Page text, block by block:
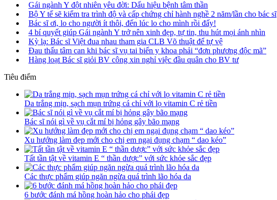
Gái ngành Y đột nhiên yêu đời: Dấu hiệu bệnh tâm thần
Bộ Y tế sẽ kiểm tra trình độ và cấp chứng chỉ hành nghề 2 năm/lần cho bác sĩ
Bác sĩ ơi, lo cho người ít thôi, đến lúc lo cho mình rồi đấy!
4 bí quyết giúp Gái ngành Y trở nên xinh đẹp, tự tin, thu hút mọi ánh nhìn
Kỳ lạ: Bác sĩ Việt đua nhau tham gia CLB Võ thuật để tự vệ
Đau thấu tâm can khi bác sĩ vụ tai biến y khoa phải “đơn phương độc mã”
Hàng loạt Bác sĩ giỏi BV công xin nghỉ việc đầu quân cho BV tư
Tiêu điểm
Da trắng mịn, sạch mụn trứng cá chỉ với lọ vitamin C rẻ tiền
Bác sĩ nói gì về vụ cắt mí bị hỏng gây bão mạng
Xu hướng làm đẹp mới cho chị em ngại đụng chạm “ dao kéo”
Tất tần tật về vitamin E “ thần dược” với sức khỏe sắc đẹp
Các thực phẩm giúp ngăn ngừa quá trình lão hóa da
6 bước đánh má hồng hoàn hảo cho phái đẹp